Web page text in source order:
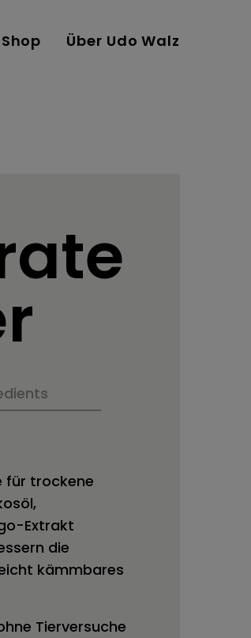
Shop Über Udo Walz
für trockene
Extrakt
die
kämmbares
Tierversuche